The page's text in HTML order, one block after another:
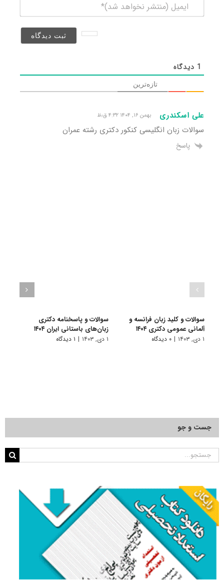
(منتشر
1 دیدگاه
تازه‌ترین
علی اسکندری بهمن ۱۶, ۱۴۰۴ ۴:۳۲ ق٫ظ
سوالات زبان انگلیسی کنکور دکتری رشته عمران
پاسخ
سوالات و کلید زبان فرانسه و
آلمانی عمومی دکتری ۱۴۰۴
۱ دی, ۱۴۰۳ | ۰ دیدگاه
سوالات و پاسخنامه دکتری
زبان‌های باستانی ایران ۱۴۰۴
۱ دی, ۱۴۰۳ | ۱ دیدگاه
جست و جو
جستجو